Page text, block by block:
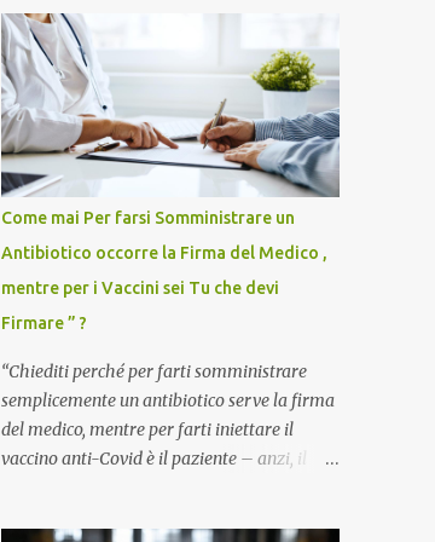
Come mai Per farsi Somministrare un
Antibiotico occorre la Firma del Medico ,
mentre per i Vaccini sei Tu che devi
Firmare ” ?
“Chiediti perché per farti somministrare
semplicemente un antibiotico serve la firma
del medico, mentre per farti iniettare il
vaccino anti-Covid è il paziente – anzi, il